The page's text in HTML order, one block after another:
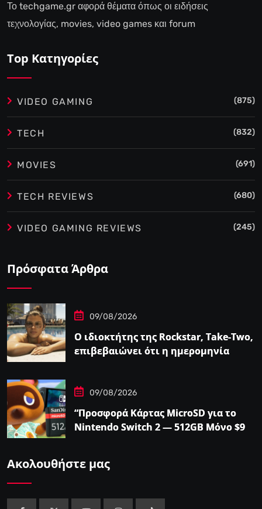
Το techgame.gr αφορά θέματα όπως οι ειδήσεις
τεχνολογίας, movies, video games και forum
Top Κατηγορίες
VIDEO GAMING (875)
TECH (832)
MOVIES (691)
TECH REVIEWS (680)
VIDEO GAMING REVIEWS (245)
Πρόσφατα Άρθρα
09/08/2026
Ο ιδιοκτήτης της Rockstar, Take-Two,
επιβεβαιώνει ότι η ημερομηνία
09/08/2026
“Προσφορά Κάρτας MicroSD για το
Nintendo Switch 2 — 512GB Μόνο $98
Ακολουθήστε μας